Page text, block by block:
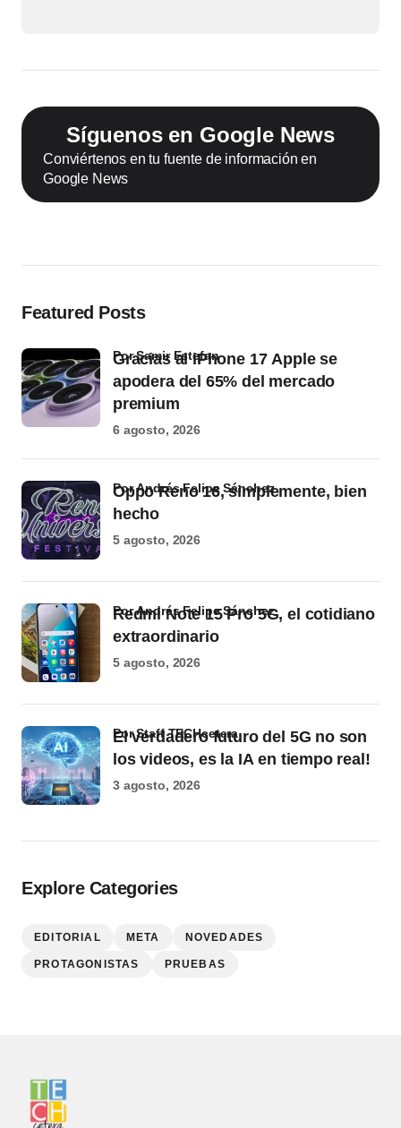
Síguenos en Google News
Conviértenos en tu fuente de información en
Google News
Featured Posts
Gracias al iPhone 17 Apple se
apodera del 65% del mercado
premium
por Samir Estefan
6 agosto, 2026
Oppo Reno 16, simplemente, bien
hecho
por Andrés Felipe Sánchez
5 agosto, 2026
Redmi Note 15 Pro 5G, el cotidiano
extraordinario
por Andrés Felipe Sánchez
5 agosto, 2026
El verdadero futuro del 5G no son
los videos, es la IA en tiempo real!
por Staff TECHcetera
3 agosto, 2026
Explore Categories
EDITORIAL META NOVEDADES
PROTAGONISTAS PRUEBAS